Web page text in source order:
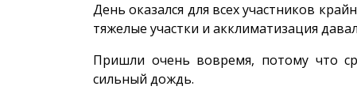
День оказался для всех участников
тяжелые участки и акклиматизация
Пришли очень вовремя, потому что
сильный дождь.